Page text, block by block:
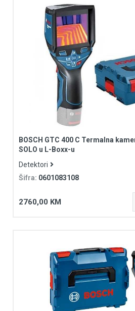
BOSCH GTC 400 C Termalna
SOLO u L-Boxx-u
Detektori
Šifra: 0601083108
2760,00 KM